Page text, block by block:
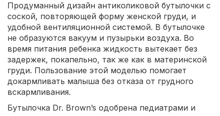
Продуманный дизайн антиколиковой бутылочки с
соской, повторяющей форму женской груди, и
удобной вентиляционной системой. В бутылочке
не образуются вакуум и пузырьки воздуха. Во
время питания ребенка жидкость вытекает без
задержек, покапельно, так же как в материнской
груди. Пользование этой моделью помогает
докармливать малыша без отказа от грудного
вскармливания.
Бутылочка Dr. Brown’s одобрена педиатрами и